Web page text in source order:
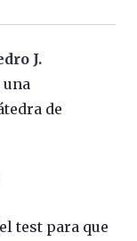
J.
una
de
test para que